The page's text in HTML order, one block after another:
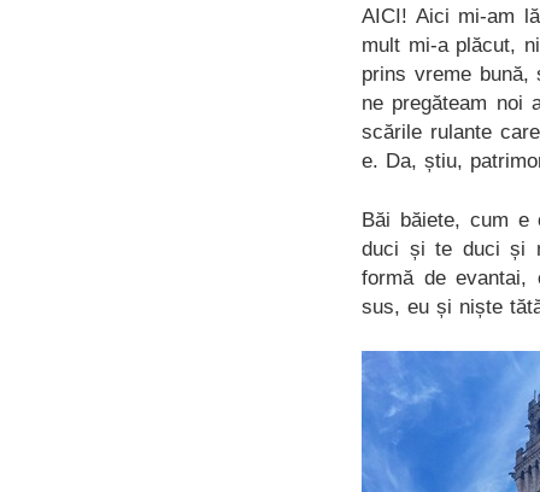
AICI! Aici mi-am
mult mi-a plăcut,
prins vreme
ne pregăteam noi
scările rulante
e. Da, știu,
Băi băiete, cum
duci și te duci și
formă de
sus, eu și niște